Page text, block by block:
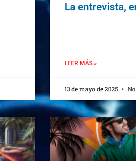
La entrevista,
LEER MÁS »
13 de mayo de 2025